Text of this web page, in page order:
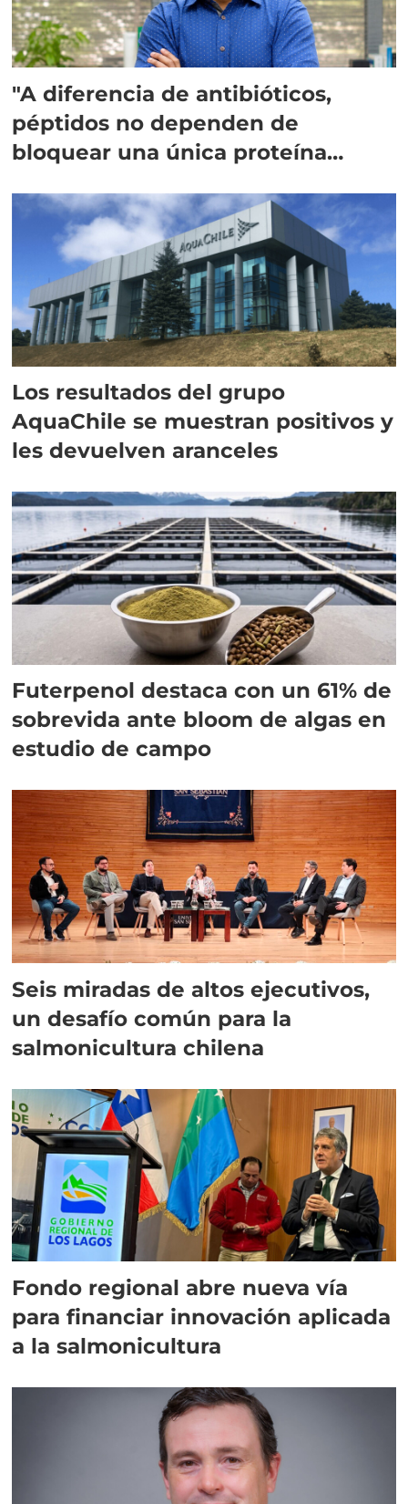
"A diferencia de antibióticos,
péptidos no dependen de
bloquear una única proteína
Los resultados del grupo
AquaChile se muestran positivos y
les devuelven aranceles
Futerpenol destaca con un 61% de
sobrevida ante bloom de algas en
estudio de campo
Seis miradas de altos ejecutivos,
un desafío común para la
salmonicultura chilena
Fondo regional abre nueva vía
para financiar innovación aplicada
a la salmonicultura